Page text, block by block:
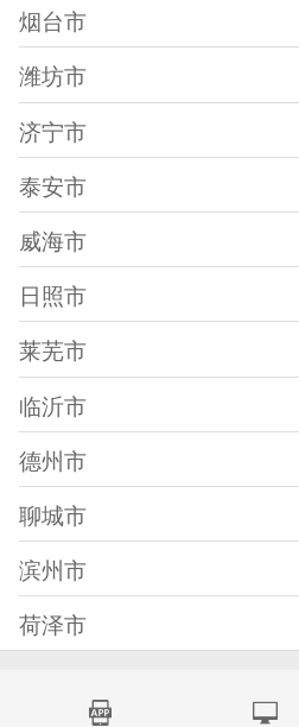
烟台市
潍坊市
济宁市
泰安市
威海市
日照市
莱芜市
临沂市
德州市
聊城市
滨州市
荷泽市